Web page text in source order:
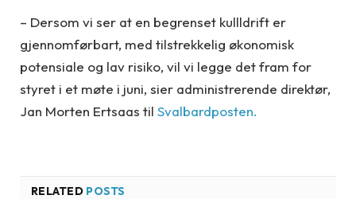
– Dersom vi ser at en begrenset kullldrift er
gjennomførbart, med tilstrekkelig økonomisk
potensiale og lav risiko, vil vi legge det fram for
styret i et møte i juni, sier administrerende direktør,
Jan Morten Ertsaas til Svalbardposten.
RELATED POSTS